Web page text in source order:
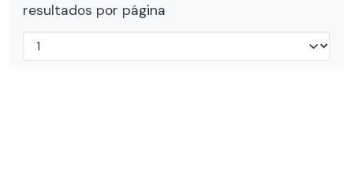
resultados por página